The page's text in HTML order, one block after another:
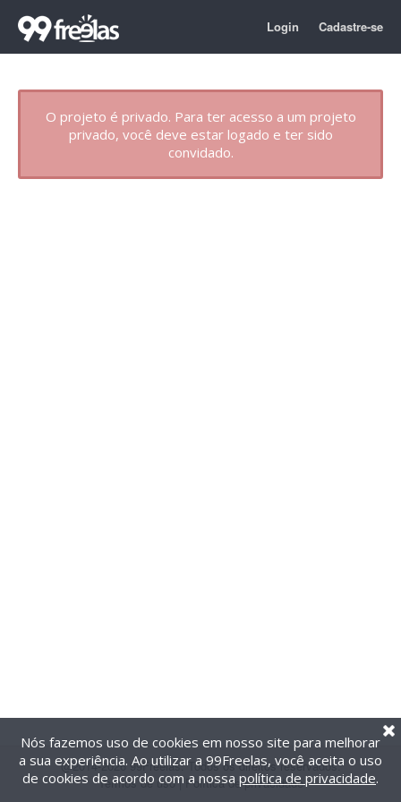
Login Cadastre-se
O projeto é privado. Para ter acesso a um projeto
privado, você deve estar logado e ter sido
convidado.
@2014-2026 99Freelas. Todos os direitos reservados.
Termos de uso| Política de privacidade
Nós fazemos uso de cookies em nosso site para melhorar
a sua experiência. Ao utilizar a 99Freelas, você aceita o uso
de cookies de acordo com a nossa política de privacidade.